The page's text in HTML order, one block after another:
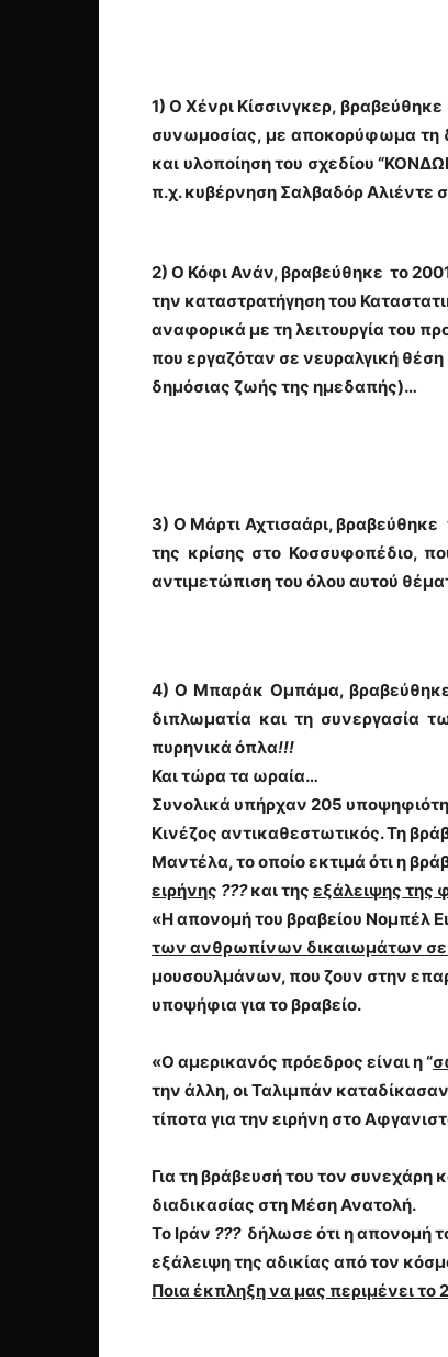
1) ΟΧένρι Κίσσινγκερ, βραβεύθηκε
συνωμοσίας, με αποκορύφωμα τη
και υλοποίηση του σχεδίου
π.χ. κυβέρνηση ΣαλβαδόρΑλιέντε
2) Ο Κόφι Ανάν, βραβεύθηκε το
την καταστρατήγηση του
αναφορικά με τη λειτουργία του
που εργαζόταν σε νευραλγική
δημόσιας ζωής της ημεδαπής)…
3) Ο Μάρτι Αχτισαάρι, βραβεύθηκε
της κρίσης στο Κοσσυφοπέδιο,
αντιμετώπιση του όλου αυτού
4) Ο Μπαράκ Ομπάμα,
διπλωματία και τη συνεργασία
πυρηνικά όπλα!!!
Και τώρα τα ωραία…
Συνολικά υπήρχαν 205
Κινέζος αντικαθεστωτικός. Τη
Μαντέλα, το οποίο εκτιμά ότι η
ειρήνης ??? και της εξάλειψης της
«Η απονομή του βραβείου Νομπέλ
των ανθρωπίνων δικαιωμάτων σε
μουσουλμάνων, που ζουν στην
υποψήφια για το βραβείο.
«Ο αμερικανός πρόεδρος είναι η “
την άλλη,οι Ταλιμπάν
τίποτα για την ειρήνη στο
Για τη βράβευσή του τον συνεχάρη
διαδικασίας στη Μέση Ανατολή.
Το Ιράν ???δήλωσε ότι η απονομή
εξάλειψη της αδικίας από τον
Ποια έκπληξη να μας περιμένει το